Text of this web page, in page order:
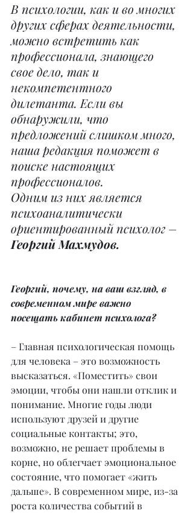
В психологии, как и во многих
других сферах деятельности,
можно встретить как
профессионала, знающего
свое дело, так и
некомпетентного
дилетанта. Если вы
обнаружили, что
предложений слишком много,
наша редакция поможет в
поиске настоящих
профессионалов.
Одним из них является
психоаналитически
ориентированный психолог –
Георгий Махмудов.
Георгий, почему, на ваш взгляд, в
современном мире важно
посещать кабинет психолога?
– Главная психологическая помощь
для человека – это возможность
высказаться. «Поместить» свои
эмоции, чтобы они нашли отклик и
понимание. Многие годы люди
используют друзей и другие
социальные контакты; это,
возможно, не решает проблемы в
корне, но облегчает эмоциональное
состояние, что помогает «жить
дальше». В современном мире, из-за
роста количества событий в